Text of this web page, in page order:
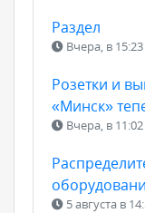
Раздел
Вчера, в 15:23
Розетки и
«Минск»
Вчера, в 11:02
5 августа в